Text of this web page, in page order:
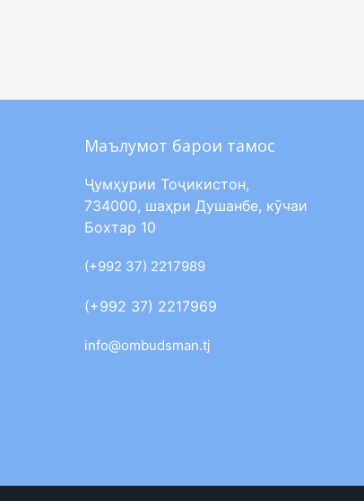
Маълумот барои тамос
Ҷумҳурии Тоҷикистон,
734000, шаҳри Душанбе, кӯчаи
Бохтар 10
(+992 37) 2217989
(+992 37) 2217969
info@ombudsman.tj